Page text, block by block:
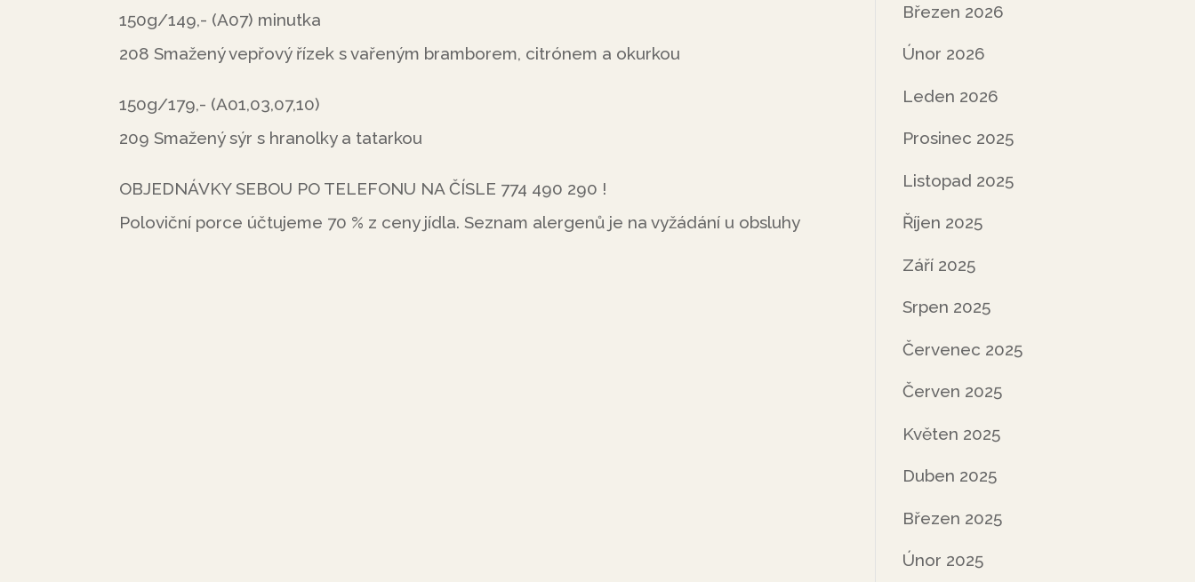
150g/149,- (A07) minutka
208 Smažený vepřový řízek s vařeným bramborem, citrónem a okurkou
150g/179,- (A01,03,07,10)
209 Smažený sýr s hranolky a tatarkou
OBJEDNÁVKY SEBOU PO TELEFONU NA ČÍSLE 774 490 290 !
Poloviční porce účtujeme 70 % z ceny jídla. Seznam alergenů je na vyžádání u obsluhy
Březen 2026
Únor 2026
Leden 2026
Prosinec 2025
Listopad 2025
Říjen 2025
Září 2025
Srpen 2025
Červenec 2025
Červen 2025
Květen 2025
Duben 2025
Březen 2025
Únor 2025